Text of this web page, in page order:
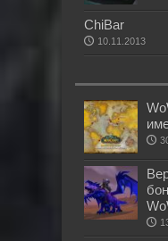
ChiBar
10.11.2013